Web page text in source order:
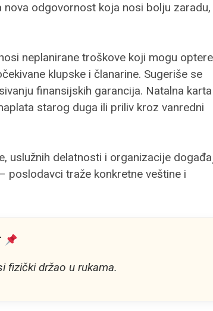
odgovornost koja nosi bolju zaradu,
neplanirane troškove koji mogu
klupske i članarine. Sugeriše se
finansijskih garancija. Natalna karta
starog duga ili priliv kroz vanredni
uslužnih delatnosti i organizacije
poslodavci traže konkretne veštine i
fizički držao u rukama.